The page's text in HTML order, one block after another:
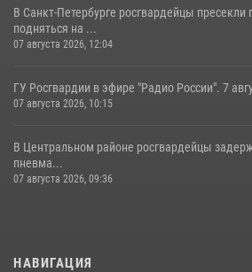
В Санкт-Петербурге росгвардейцы
подняться на ...
07 августа 2026, 12:04
ГУ Росгвардии в эфире "Радио России". 7
07 августа 2026, 10:15
В Центральном районе росгвардейцы
пневма...
07 августа 2026, 09:36
НАВИГАЦИЯ